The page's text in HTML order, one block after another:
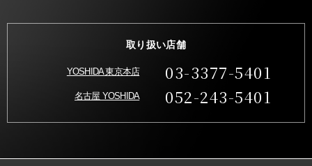
取り扱い店舗
YOSHIDA 東京本店 03-3377-5401
名古屋 YOSHIDA 052-243-5401